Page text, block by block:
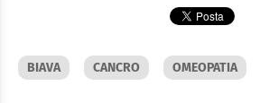
BIAVA CANCRO OMEOPATIA